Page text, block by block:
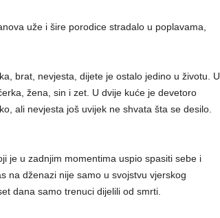
uže i šire porodice stradalo u poplavama,
brat, nevjesta, dijete je ostalo jedino u životu. U
žena, sin i zet. U dvije kuće je devetoro
ali nevjesta još uvijek ne shvata šta se desilo.
je u zadnjim momentima uspio spasiti sebe i
na dženazi nije samo u svojstvu vjerskog
dana samo trenuci dijelili od smrti.